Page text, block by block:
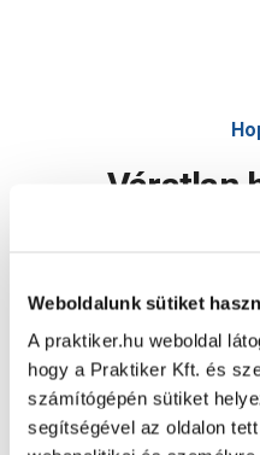
Weboldalunk sütiket
A praktiker.hu weboldal
hogy a Praktiker Kft. és
számítógépén sütiket
segítségével az oldalon
Váratlan
Oldal